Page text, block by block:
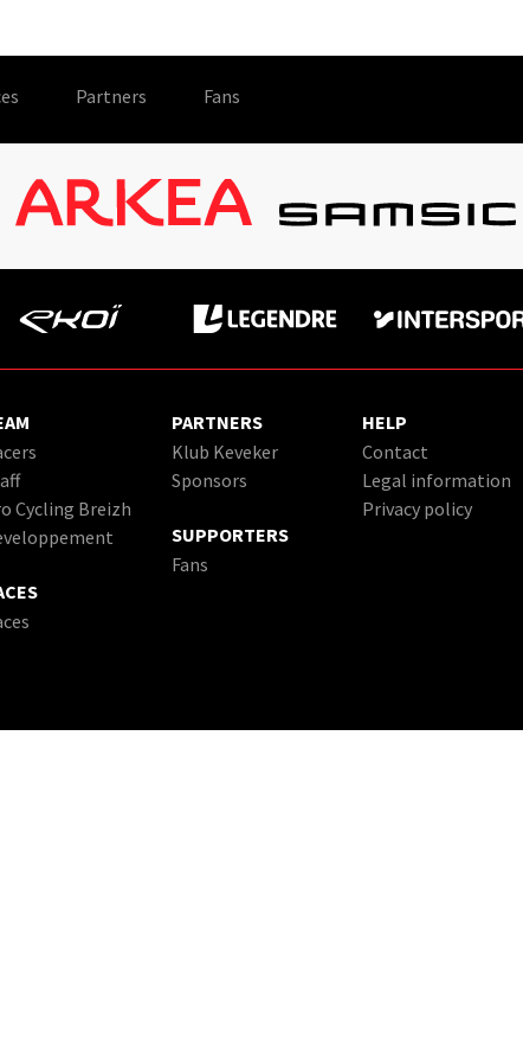
Partners Fans
Cycling Breizh
PARTNERS
Klub Keveker
Sponsors
SUPPORTERS
Fans
HELP
Contact
Legal information
Privacy policy